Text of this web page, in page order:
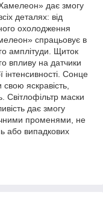
дає змогу
деталях: від
охолодження
спрацьовує в
амплітуди. Щиток
впливу на датчики
інтенсивності. Сонце
яскравість,
Світлофільтр маски
дає змогу
променями, не
або випадкових